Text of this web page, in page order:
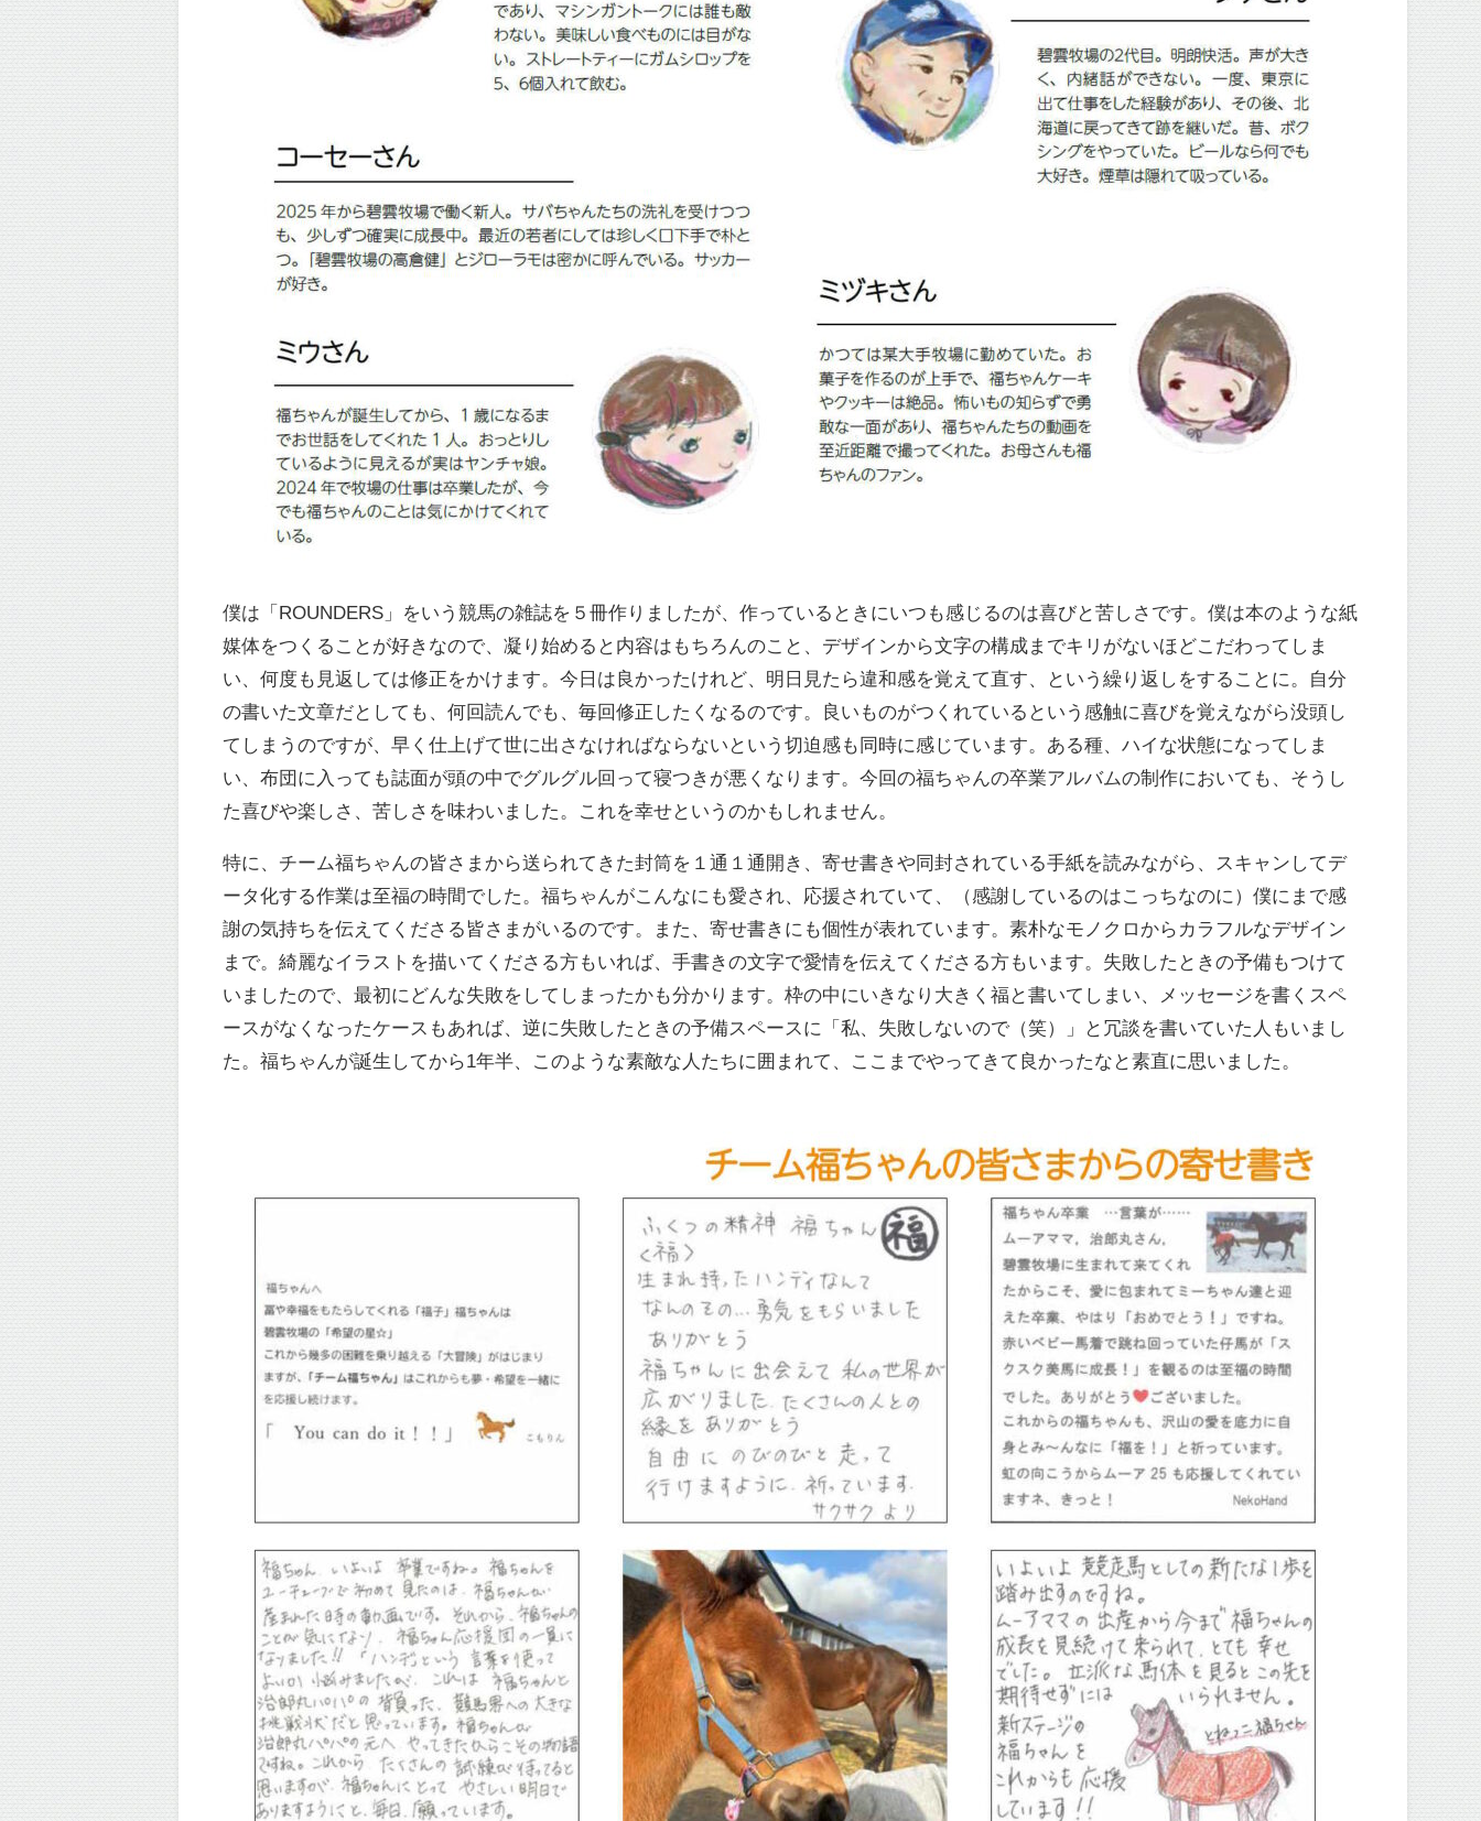
僕は「ROUNDERS」をいう競馬の雑誌を５冊作りましたが、作っているときにいつも感じるのは喜びと苦しさです。僕は本のような紙
媒体をつくることが好きなので、凝り始めると内容はもちろんのこと、デザインから文字の構成までキリがないほどこだわってしま
い、何度も見返しては修正をかけます。今日は良かったけれど、明日見たら違和感を覚えて直す、という繰り返しをすることに。自分
の書いた文章だとしても、何回読んでも、毎回修正したくなるのです。良いものがつくれているという感触に喜びを覚えながら没頭し
てしまうのですが、早く仕上げて世に出さなければならないという切迫感も同時に感じています。ある種、ハイな状態になってしま
い、布団に入っても誌面が頭の中でグルグル回って寝つきが悪くなります。今回の福ちゃんの卒業アルバムの制作においても、そうし
た喜びや楽しさ、苦しさを味わいました。これを幸せというのかもしれません。
特に、チーム福ちゃんの皆さまから送られてきた封筒を１通１通開き、寄せ書きや同封されている手紙を読みながら、スキャンしてデ
ータ化する作業は至福の時間でした。福ちゃんがこんなにも愛され、応援されていて、（感謝しているのはこっちなのに）僕にまで感
謝の気持ちを伝えてくださる皆さまがいるのです。また、寄せ書きにも個性が表れています。素朴なモノクロからカラフルなデザイン
まで。綺麗なイラストを描いてくださる方もいれば、手書きの文字で愛情を伝えてくださる方もいます。失敗したときの予備もつけて
いましたので、最初にどんな失敗をしてしまったかも分かります。枠の中にいきなり大きく福と書いてしまい、メッセージを書くスペ
ースがなくなったケースもあれば、逆に失敗したときの予備スペースに「私、失敗しないので（笑）」と冗談を書いていた人もいまし
た。福ちゃんが誕生してから1年半、このような素敵な人たちに囲まれて、ここまでやってきて良かったなと素直に思いました。